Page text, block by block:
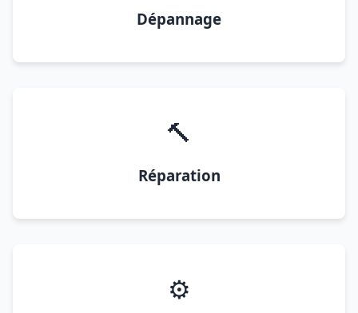
Dépannage
🔨
Réparation
⚙️